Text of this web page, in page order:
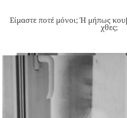
Είμαστε ποτέ μόνοι; Ή μήπως
χθες;